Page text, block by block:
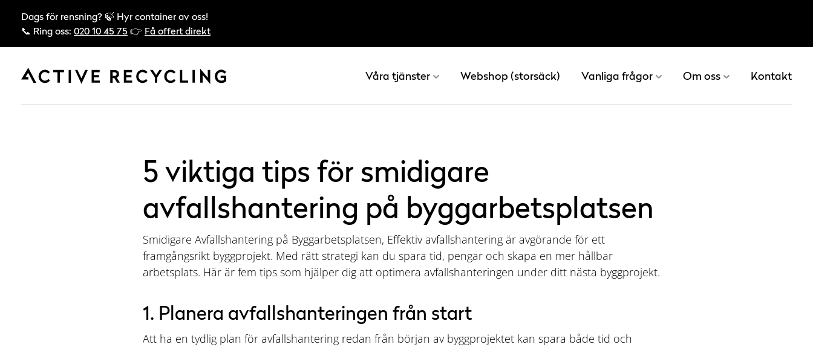
Dags för rensning? 🍃 Hyr container av oss!
📞 Ring oss: 020 10 45 75 👉 Få offert direkt
Våra tjänster Webshop (storsäck) Vanliga frågor Om oss Kontakt
5 viktiga tips för smidigare
avfallshantering på byggarbetsplatsen
Smidigare Avfallshantering på Byggarbetsplatsen, Effektiv avfallshantering är avgörande för ett
framgångsrikt byggprojekt. Med rätt strategi kan du spara tid, pengar och skapa en mer hållbar
arbetsplats. Här är fem tips som hjälper dig att optimera avfallshanteringen under ditt nästa byggprojekt.
1. Planera avfallshanteringen från start
Att ha en tydlig plan för avfallshantering redan från början av byggprojektet kan spara både tid och